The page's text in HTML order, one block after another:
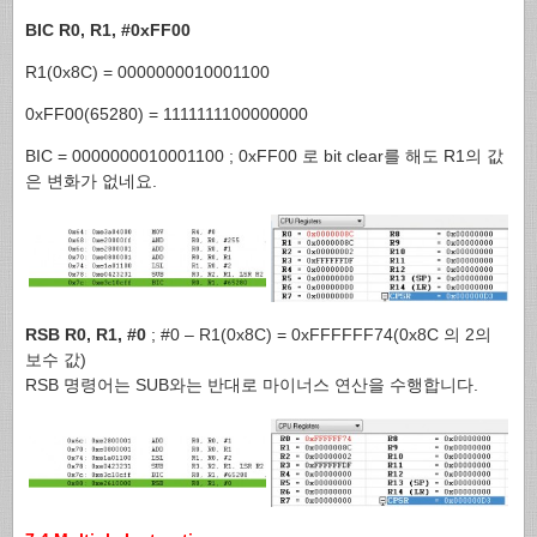
BIC R0, R1, #0xFF00
R1(0x8C) = 0000000010001100
0xFF00(65280) = 1111111100000000
BIC = 0000000010001100 ; 0xFF00 로 bit clear를 해도 R1의 값
은 변화가 없네요.
RSB R0, R1, #0 ; #0 – R1(0x8C) = 0xFFFFFF74(0x8C 의 2의
보수 값)
RSB 명령어는 SUB와는 반대로 마이너스 연산을 수행합니다.